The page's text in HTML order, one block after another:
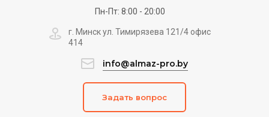
Пн-Пт: 8:00 - 20:00
г. Минск ул. Тимирязева 121/4 офис
414
info@almaz-pro.by
Задать вопрос